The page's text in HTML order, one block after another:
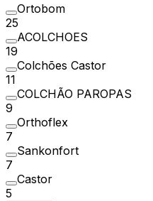
Ortobom
25
ACOLCHOES
19
Colchões Castor
11
COLCHÃO PAROPAS
9
Orthoflex
7
Sankonfort
7
Castor
5